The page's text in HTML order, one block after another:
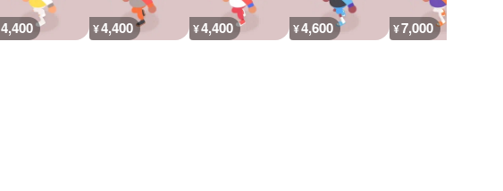
4,400 ¥4,400 ¥4,400 ¥4,600 ¥7,000